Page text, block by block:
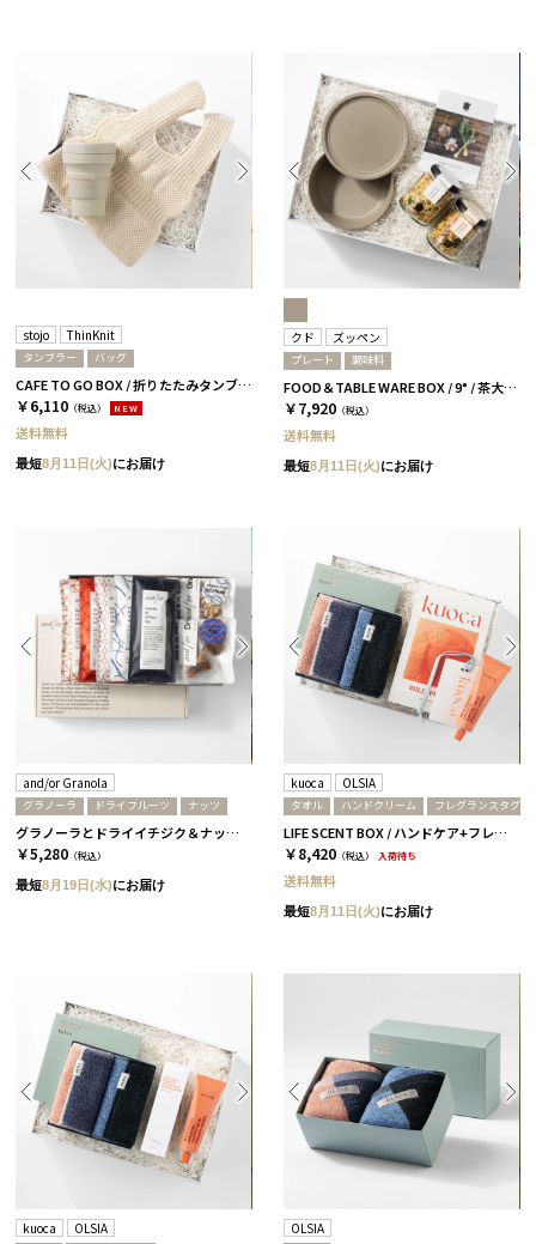
stojo ThinKnit
タンブラー バッグ
CAFE TO GO BOX / 折りたたみタンブラー+バッグ / アイボリー
￥6,110 （税込） NEW
送料無料
最短8月11日(火)にお届け
クド ズッペン
プレート 調味料
FOOD＆TABLE WARE BOX / 9° / 茶大色 / ズッペン
￥7,920 （税込）
送料無料
最短8月11日(火)にお届け
and/or Granola
グラノーラ ドライフルーツ ナッツ
グラノーラとドライイチジク＆ナッツセット/ 5個セット［and/or Granola］
￥5,280 （税込）
最短8月19日(水)にお届け
kuoca OLSIA
タオル ハンドクリーム フレグランスタグ
LIFE SCENT BOX / ハンドケア+フレグランス / ブルー＆ピンク
￥8,420 （税込） 入荷待ち
送料無料
最短8月11日(火)にお届け
kuoca OLSIA OLSIA